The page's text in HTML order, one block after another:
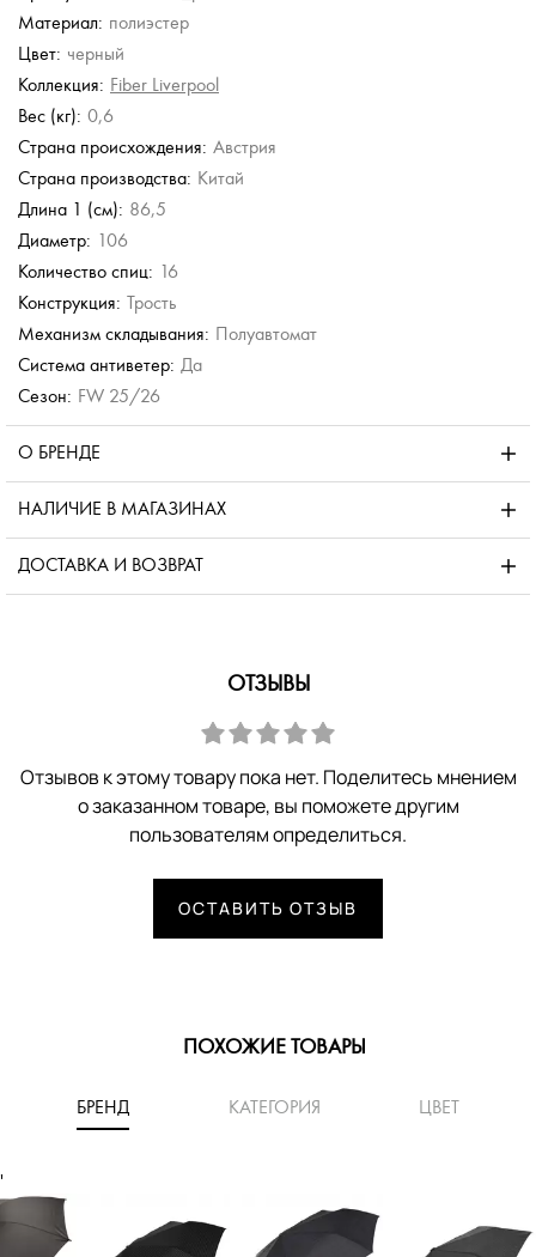
Материал: полиэстер
Цвет: черный
Коллекция: Fiber Liverpool
Вес (кг): 0,6
Страна происхождения: Австрия
Страна производства: Китай
Длина 1 (см): 86,5
Диаметр: 106
Количество спиц: 16
Конструкция: Трость
Механизм складывания: Полуавтомат
Система антиветер: Да
Сезон: FW 25/26
О БРЕНДЕ
НАЛИЧИЕ В МАГАЗИНАХ
ДОСТАВКА И ВОЗВРАТ
ОТЗЫВЫ
Отзывов к этому товару пока нет. Поделитесь мнением
о заказанном товаре, вы поможете другим
пользователям определиться.
ОСТАВИТЬ ОТЗЫВ
ПОХОЖИЕ ТОВАРЫ
БРЕНД КАТЕГОРИЯ ЦВЕТ
'